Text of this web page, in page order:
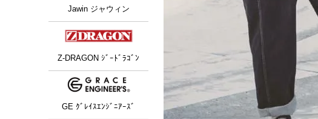
Jawin ジャウィン
Z-DRAGON ｼﾞｰﾄﾞﾗｺﾞﾝ
GE ｸﾞﾚｲｽｴﾝｼﾞﾆｱｰｽﾞ